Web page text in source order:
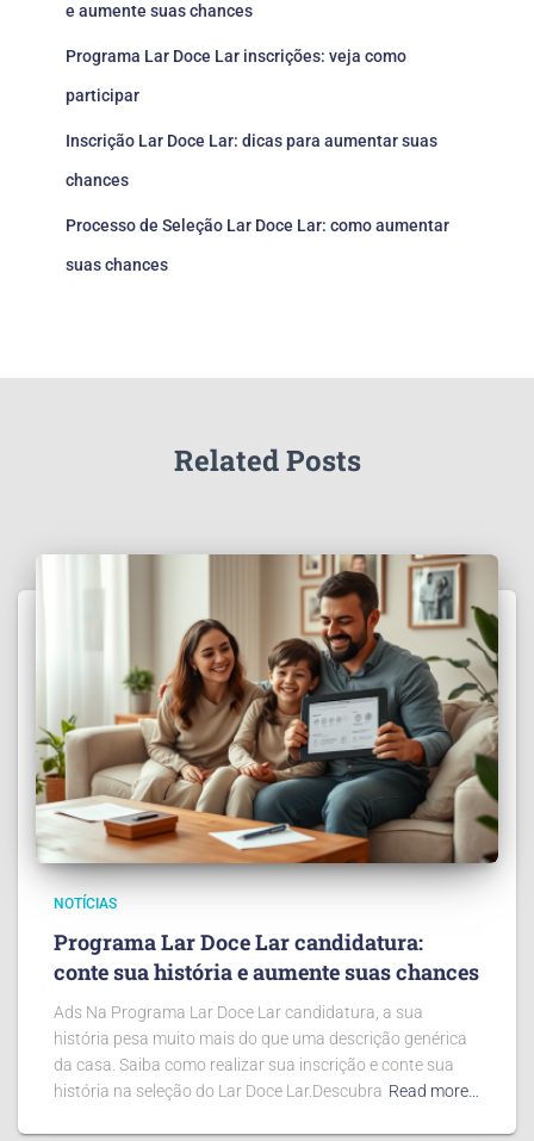
e aumente suas chances
Programa Lar Doce Lar inscrições: veja como
participar
Inscrição Lar Doce Lar: dicas para aumentar suas
chances
Processo de Seleção Lar Doce Lar: como aumentar
suas chances
Related Posts
NOTÍCIAS
Programa Lar Doce Lar candidatura:
conte sua história e aumente suas chances
Ads Na Programa Lar Doce Lar candidatura, a sua
história pesa muito mais do que uma descrição genérica
da casa. Saiba como realizar sua inscrição e conte sua
história na seleção do Lar Doce Lar.Descubra Read more…